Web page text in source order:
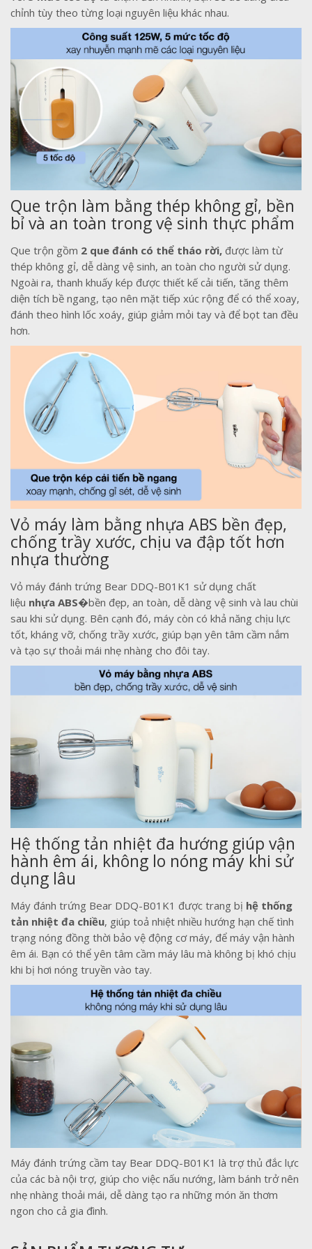
chỉnh tùy theo từng loại nguyên liệu khác nhau.
Que trộn làm bằng thép không gỉ, bền
bỉ và an toàn trong vệ sinh thực phẩm
Que trộn gồm 2 que đánh có thể tháo rời, được làm từ
thép không gỉ, dễ dàng vệ sinh, an toàn cho người sử dụng.
Ngoài ra, thanh khuấy kép được thiết kế cải tiến, tăng thêm
diện tích bề ngang, tạo nên mặt tiếp xúc rộng để có thể xoay,
đánh theo hình lốc xoáy, giúp giảm mỏi tay và để bọt tan đều
hơn.
Vỏ máy làm bằng nhựa ABS bền đẹp,
chống trầy xước, chịu va đập tốt hơn
nhựa thường
Vỏ máy đánh trứng Bear DDQ-B01K1 sử dụng chất
liệu nhựa ABS�bền đẹp, an toàn, dễ dàng vệ sinh và lau chùi
sau khi sử dụng. Bên cạnh đó, máy còn có khả năng chịu lực
tốt, kháng vỡ, chống trầy xước, giúp bạn yên tâm cầm nắm
và tạo sự thoải mái nhẹ nhàng cho đôi tay.
Hệ thống tản nhiệt đa hướng giúp vận
hành êm ái, không lo nóng máy khi sử
dụng lâu
Máy đánh trứng Bear DDQ-B01K1 được trang bị hệ thống
tản nhiệt đa chiều, giúp toả nhiệt nhiều hướng hạn chế tình
trạng nóng đồng thời bảo vệ động cơ máy, để máy vận hành
êm ái. Bạn có thể yên tâm cầm máy lâu mà không bị khó chịu
khi bị hơi nóng truyền vào tay.
Máy đánh trứng cầm tay Bear DDQ-B01K1 là trợ thủ đắc lực
của các bà nội trợ, giúp cho việc nấu nướng, làm bánh trở nên
nhẹ nhàng thoải mái, dễ dàng tạo ra những món ăn thơm
ngon cho cả gia đình.